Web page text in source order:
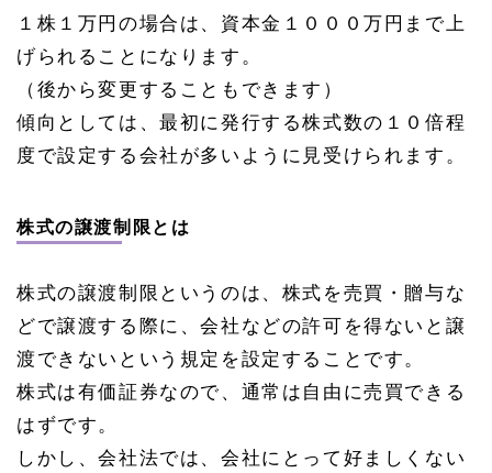
1.
1
1
取締
2
役
1.
2.
3
1.
１株１万円の場合は、資本金１０００万円まで上
げられることになります。
（後から変更することもできます）
傾向としては、最初に発行する株式数の１０倍程
度で設定する会社が多いように見受けられます。
株式の譲渡制限とは
株式の譲渡制限というのは、株式を売買・贈与な
どで譲渡する際に、会社などの許可を得ないと譲
渡できないという規定を設定することです。
株式は有価証券なので、通常は自由に売買できる
はずです。
しかし、会社法では、会社にとって好ましくない